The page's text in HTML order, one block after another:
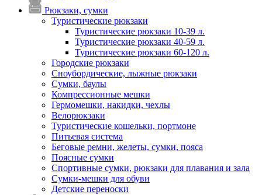
Рюкзаки, сумки
Туристические рюкзаки
Туристические рюкзаки 10-39 л.
Туристические рюкзаки 40-59 л.
Туристические рюкзаки 60-120 л.
Городские рюкзаки
Сноубордические, лыжные рюкзаки
Сумки, баулы
Компрессионные мешки
Гермомешки, накидки, чехлы
Велорюкзаки
Туристические кошельки, портмоне
Питьевая система
Беговые ремни, желеты, сумки, пояса
Поясные сумки
Спортивные сумки, рюкзаки для плавания и зала
Сумки-мешки для обуви
Детские переноски